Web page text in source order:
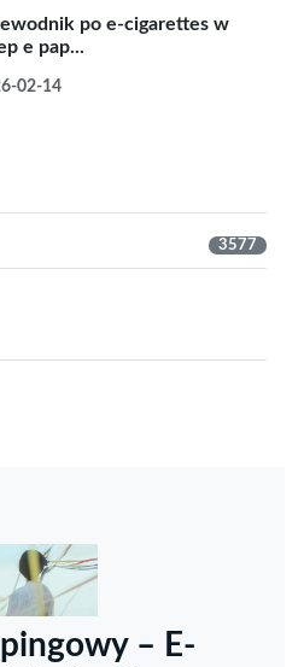
po e-cigarettes w
e pap...
02-14
3577
– E-